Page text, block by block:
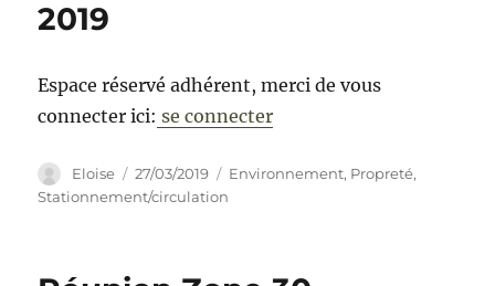
2019
Espace réservé adhérent, merci de vous
connecter ici: se connecter
Auteur
Eloise
Publié
le
27/03/2019 Catégories
Environnement, Propreté,
Stationnement/circulation